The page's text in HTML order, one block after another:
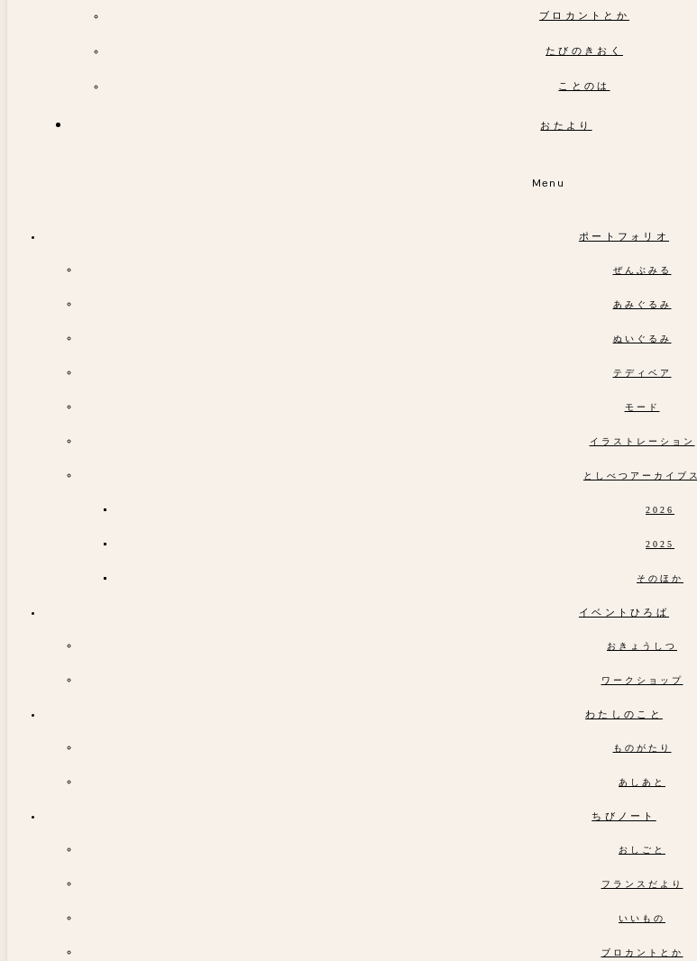
ブロカントとか
たびのきおく
ことのは
おたより
Menu
ポートフォリオ
ぜんぶみる
あみぐるみ
ぬいぐるみ
テディベア
モード
イラストレーション
としべつアーカイブス
2026
2025
そのほか
イベントひろば
おきょうしつ
ワークショップ
わたしのこと
ものがたり
あしあと
ちびノート
おしごと
フランスだより
いいもの
ブロカントとか